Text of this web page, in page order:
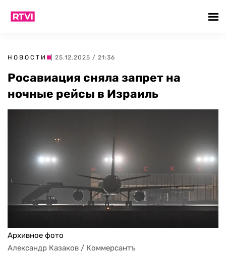
НОВОСТИ | 25.12.2025 / 21:36
Росавиация сняла запрет на
ночные рейсы в Израиль
Архивное фото
Александр Казаков / Коммерсантъ